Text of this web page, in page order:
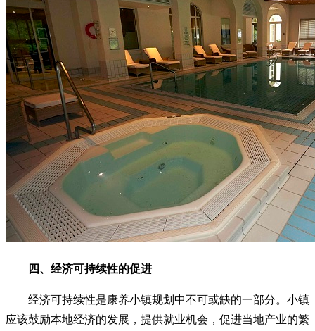
四、经济可持续性的促进
经济可持续性是康养小镇规划中不可或缺的一部分。小镇
应该鼓励本地经济的发展，提供就业机会，促进当地产业的繁